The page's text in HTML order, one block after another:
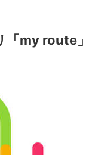
my route」